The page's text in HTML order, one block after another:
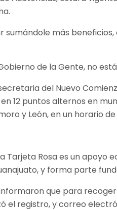
sumándole más
de la Gente, no
del Nuevo
12 puntos alternos en
y León, en un horario
Tarjeta Rosa es un apoyo
y forma parte
que para
el registro, y correo